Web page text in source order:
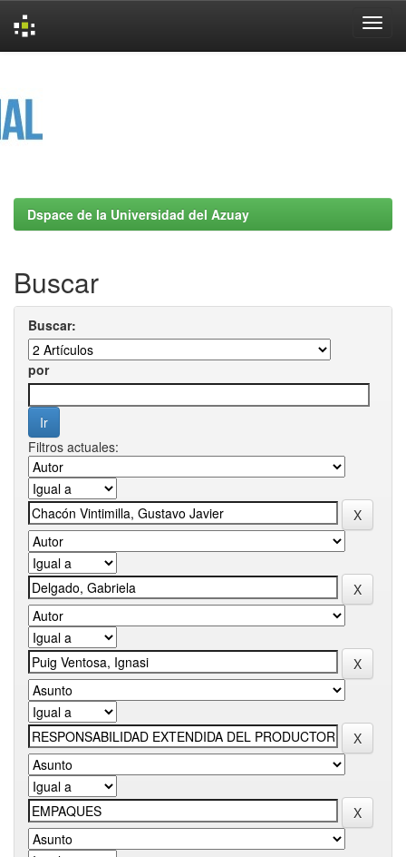
Dspace de la Universidad del Azuay
Buscar
Buscar:
por
Filtros actuales: